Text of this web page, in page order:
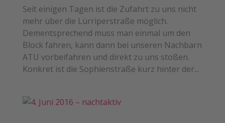
Seit einigen Tagen ist die Zufahrt zu uns nicht
mehr über die Lürriperstraße möglich.
Dementsprechend muss man einmal um den
Block fahren, kann dann bei unseren Nachbarn
ATU vorbeifahren und direkt zu uns stoßen.
Konkret ist die Sophienstraße kurz hinter der...